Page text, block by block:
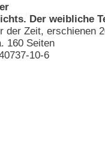
Der weibliche
der Zeit, erschienen
160 Seiten
10-6